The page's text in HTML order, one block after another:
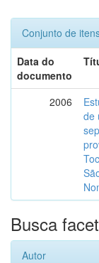
Conjunto de
Data do
documento
2006
de
Busca
Autor